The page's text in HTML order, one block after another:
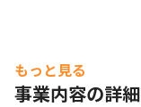
もっと見る
事業内容の詳細